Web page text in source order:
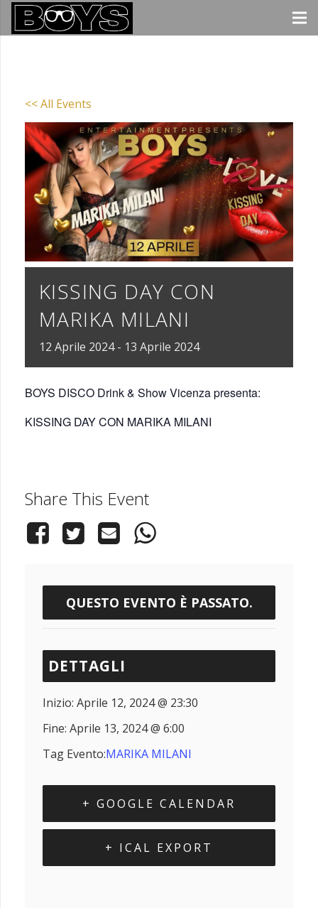
<< All Events
KISSING DAY CON
MARIKA MILANI
12 Aprile 2024 - 13 Aprile 2024
BOYS DISCO Drink & Show Vicenza presenta:
KISSING DAY CON MARIKA MILANI
Share This Event
QUESTO EVENTO È PASSATO.
DETTAGLI
Inizio: Aprile 12, 2024 @ 23:30
Fine: Aprile 13, 2024 @ 6:00
Tag Evento:MARIKA MILANI
+ GOOGLE CALENDAR
+ ICAL EXPORT